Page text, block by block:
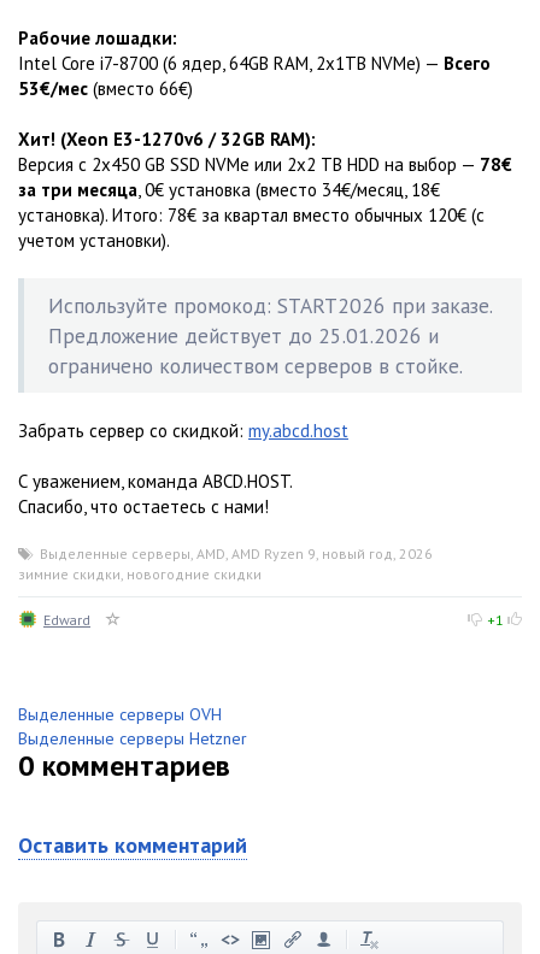
Рабочие лошадки:
Intel Core i7-8700 (6 ядер, 64GB RAM, 2x1TB NVMe) — Всего
53€/мес (вместо 66€)
Хит! (Xeon E3-1270v6 / 32GB RAM):
Версия с 2x450 GB SSD NVMe или 2x2 TB HDD на выбор — 78€
за три месяца, 0€ установка (вместо 34€/месяц, 18€
установка). Итого: 78€ за квартал вместо обычных 120€ (с
учетом установки).
Используйте промокод: START2026 при заказе.
Предложение действует до 25.01.2026 и
ограничено количеством серверов в стойке.
Забрать сервер со скидкой: my.abcd.host
С уважением, команда ABCD.HOST.
Спасибо, что остаетесь с нами!
Выделенные серверы, AMD, AMD Ryzen 9, новый год, 2026
зимние скидки, новогодние скидки
Edward +1
Выделенные серверы OVH
Выделенные серверы Hetzner
0 комментариев
Оставить комментарий